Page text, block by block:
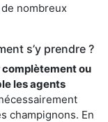
nombreux
s’y prendre ?
ou
les agents
champignons. En